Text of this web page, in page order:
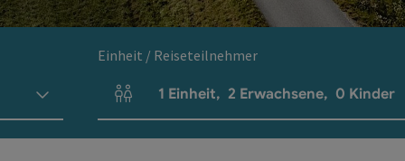
Einheit / Reiseteilnehmer
Einheitenanzahl und Personenfelder
1 Einheit, 2 Erwachsene, 0 Kinder